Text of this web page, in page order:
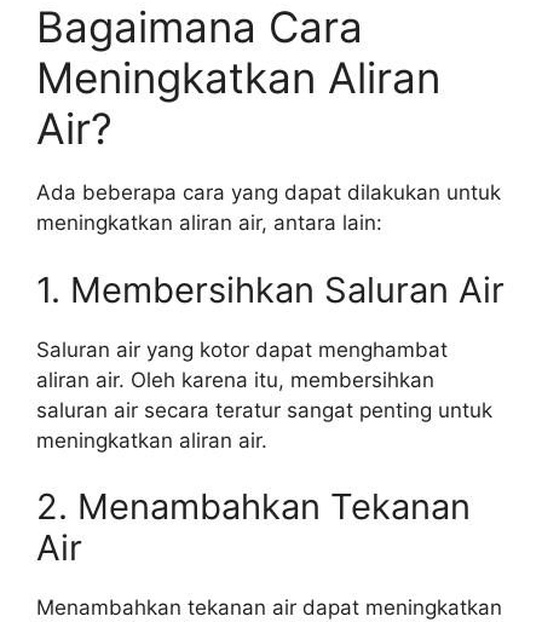
Bagaimana Cara
Meningkatkan Aliran
Air?
Ada beberapa cara yang dapat dilakukan untuk
meningkatkan aliran air, antara lain:
1. Membersihkan Saluran Air
Saluran air yang kotor dapat menghambat
aliran air. Oleh karena itu, membersihkan
saluran air secara teratur sangat penting untuk
meningkatkan aliran air.
2. Menambahkan Tekanan
Air
Menambahkan tekanan air dapat meningkatkan